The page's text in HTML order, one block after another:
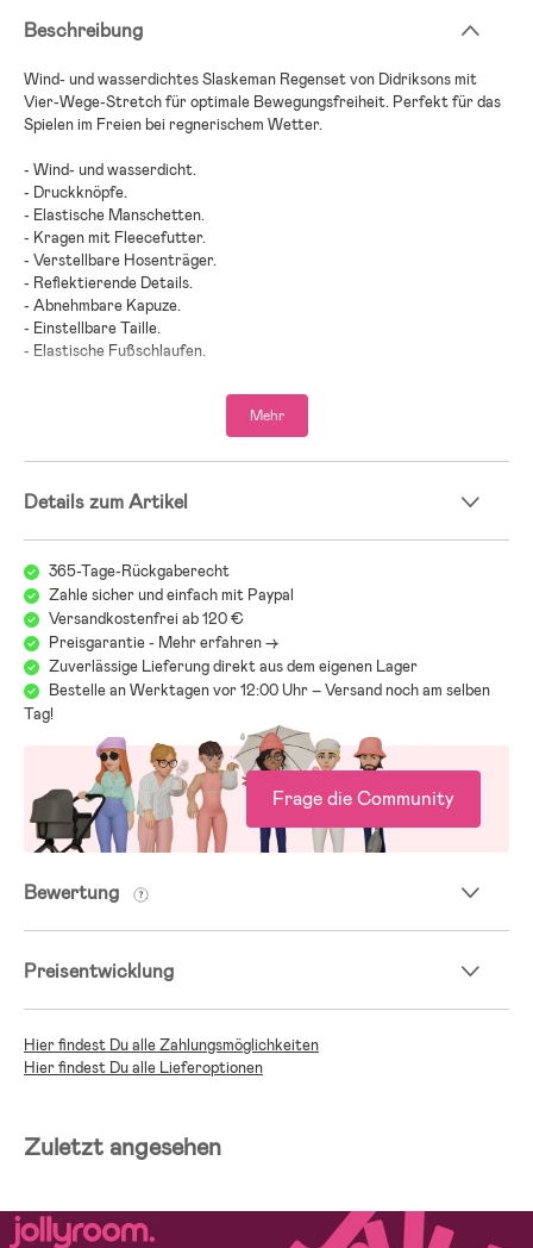
Beschreibung
Wind- und wasserdichtes Slaskeman Regenset von Didriksons mit
Vier-Wege-Stretch für optimale Bewegungsfreiheit. Perfekt für das
Spielen im Freien bei regnerischem Wetter.
- Wind- und wasserdicht.
- Druckknöpfe.
- Elastische Manschetten.
- Kragen mit Fleecefutter.
- Verstellbare Hosenträger.
- Reflektierende Details.
- Abnehmbare Kapuze.
- Einstellbare Taille.
- Elastische Fußschlaufen.
- Testsieger 2023 beim schwedischen Verbraucherportal Bäst-i-
- Beschichtung: 100 % PU.
Mehr
Details zum Artikel
365-Tage-Rückgaberecht
Zahle sicher und einfach mit Paypal
Versandkostenfrei ab 120 €
Preisgarantie - Mehr erfahren ->
Zuverlässige Lieferung direkt aus dem eigenen Lager
Bestelle an Werktagen vor 12:00 Uhr – Versand noch am selben
Tag!
Frage die Community
Bewertung
Preisentwicklung
Hier findest Du alle Zahlungsmöglichkeiten
Hier findest Du alle Lieferoptionen
Zuletzt angesehen